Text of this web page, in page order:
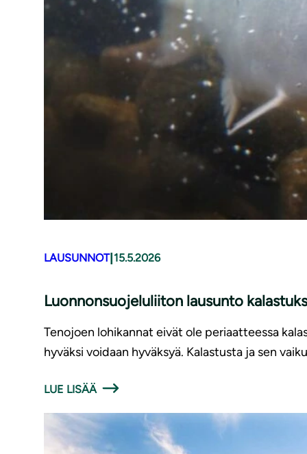
LAUSUNNOT|15.5.2026
Luonnonsuojeluliiton lausunto
Tenojoen lohikannat eivät ole periaatteessa
hyväksi voidaan hyväksyä. Kalastusta ja sen
LUE LISÄÄ